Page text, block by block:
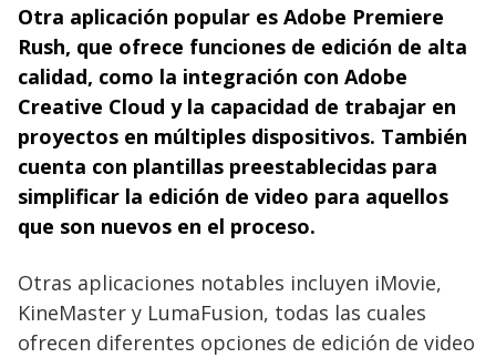
Otra aplicación popular es Adobe Premiere
Rush, que ofrece funciones de edición de alta
calidad, como la integración con Adobe
Creative Cloud y la capacidad de trabajar en
proyectos en múltiples dispositivos. También
cuenta con plantillas preestablecidas para
simplificar la edición de video para aquellos
que son nuevos en el proceso.
Otras aplicaciones notables incluyen iMovie,
KineMaster y LumaFusion, todas las cuales
ofrecen diferentes opciones de edición de video